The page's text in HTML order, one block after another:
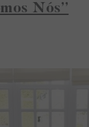
Nós”